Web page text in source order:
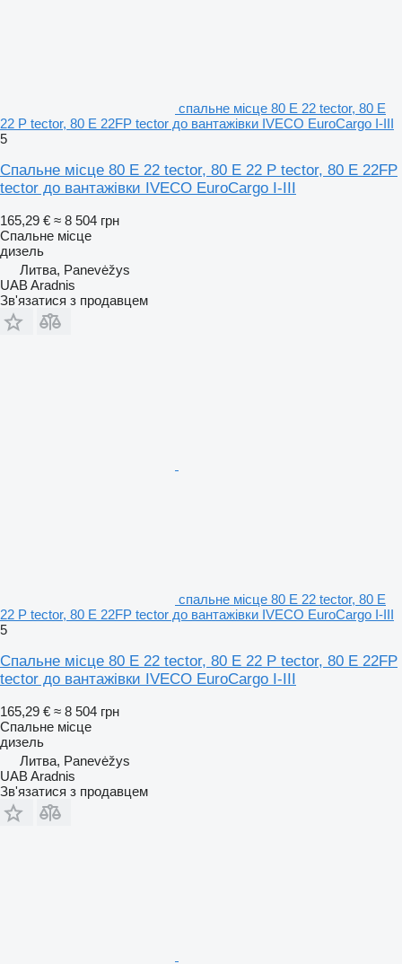
спальне місце 80 E 22 tector, 80 E
22 P tector, 80 E 22FP tector до вантажівки IVECO EuroCargo I-III
5
Спальне місце 80 E 22 tector, 80 E 22 P tector, 80 E 22FP
tector до вантажівки IVECO EuroCargo I-III
165,29 € ≈ 8 504 грн
Спальне місце
дизель
Литва, Panevėžys
UAB Aradnis
Зв'язатися з продавцем
спальне місце 80 E 22 tector, 80 E
22 P tector, 80 E 22FP tector до вантажівки IVECO EuroCargo I-III
5
Спальне місце 80 E 22 tector, 80 E 22 P tector, 80 E 22FP
tector до вантажівки IVECO EuroCargo I-III
165,29 € ≈ 8 504 грн
Спальне місце
дизель
Литва, Panevėžys
UAB Aradnis
Зв'язатися з продавцем